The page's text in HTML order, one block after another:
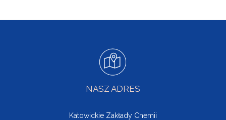
NASZ ADRES
Katowickie Zakłady Chemii